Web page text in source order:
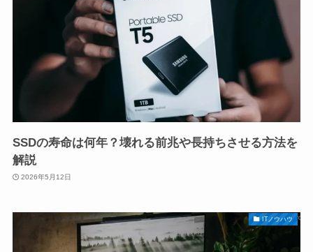
SSDの寿命は何年？壊れる前兆や長持ちさせる方法を
解説
2026年5月12日
ITノウハウ